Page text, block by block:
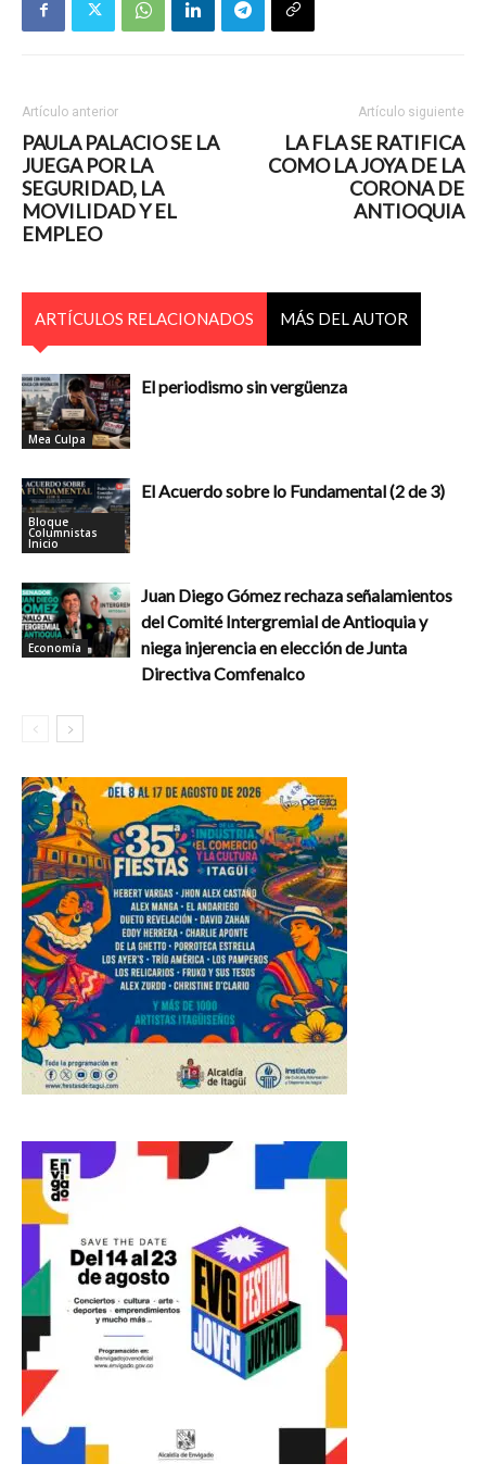
Artículo anterior
PAULA PALACIO SE LA
JUEGA POR LA
SEGURIDAD, LA
MOVILIDAD Y EL
EMPLEO
Artículo siguiente
LA FLA SE RATIFICA
COMO LA JOYA DE LA
CORONA DE
ANTIOQUIA
ARTÍCULOS RELACIONADOS MÁS DEL AUTOR
Mea Culpa
El periodismo sin vergüenza
Bloque
Columnistas
Inicio
El Acuerdo sobre lo Fundamental (2 de 3)
Economía
Juan Diego Gómez rechaza señalamientos
del Comité Intergremial de Antioquia y
niega injerencia en elección de Junta
Directiva Comfenalco